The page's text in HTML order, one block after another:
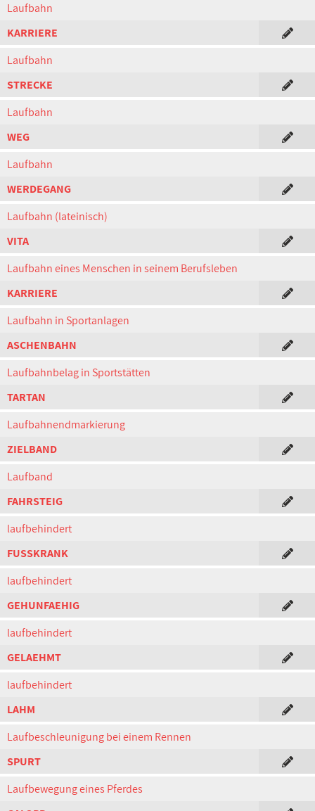
Laufbahn
KARRIERE
Laufbahn
STRECKE
Laufbahn
WEG
Laufbahn
WERDEGANG
Laufbahn (lateinisch)
VITA
Laufbahn eines Menschen in seinem Berufsleben
KARRIERE
Laufbahn in Sportanlagen
ASCHENBAHN
Laufbahnbelag in Sportstätten
TARTAN
Laufbahnendmarkierung
ZIELBAND
Laufband
FAHRSTEIG
laufbehindert
FUSSKRANK
laufbehindert
GEHUNFAEHIG
laufbehindert
GELAEHMT
laufbehindert
LAHM
Laufbeschleunigung bei einem Rennen
SPURT
Laufbewegung eines Pferdes